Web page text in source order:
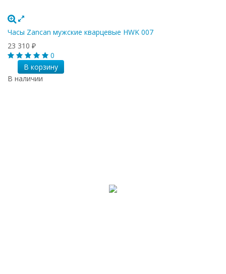
Часы Zancan мужские кварцевые HWK 007
23 310 ₽
0
В корзину
В наличии